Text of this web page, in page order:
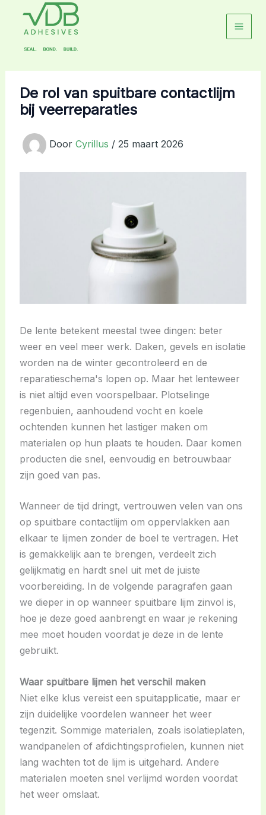
De rol van spuitbare contactlijm
bij veerreparaties
Door Cyrillus / 25 maart 2026
De lente betekent meestal twee dingen: beter
weer en veel meer werk. Daken, gevels en isolatie
worden na de winter gecontroleerd en de
reparatieschema's lopen op. Maar het lenteweer
is niet altijd even voorspelbaar. Plotselinge
regenbuien, aanhoudend vocht en koele
ochtenden kunnen het lastiger maken om
materialen op hun plaats te houden. Daar komen
producten die snel, eenvoudig en betrouwbaar
zijn goed van pas.
Wanneer de tijd dringt, vertrouwen velen van ons
op spuitbare contactlijm om oppervlakken aan
elkaar te lijmen zonder de boel te vertragen. Het
is gemakkelijk aan te brengen, verdeelt zich
gelijkmatig en hardt snel uit met de juiste
voorbereiding. In de volgende paragrafen gaan
we dieper in op wanneer spuitbare lijm zinvol is,
hoe je deze goed aanbrengt en waar je rekening
mee moet houden voordat je deze in de lente
gebruikt.
Waar spuitbare lijmen het verschil maken
Niet elke klus vereist een spuitapplicatie, maar er
zijn duidelijke voordelen wanneer het weer
tegenzit. Sommige materialen, zoals isolatieplaten,
wandpanelen of afdichtingsprofielen, kunnen niet
lang wachten tot de lijm is uitgehard. Andere
materialen moeten snel verlijmd worden voordat
het weer omslaat.